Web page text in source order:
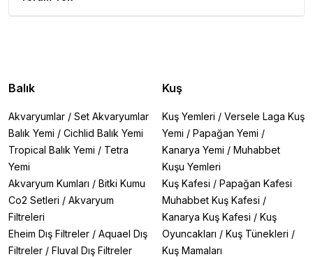
Balık
Akvaryumlar / Set Akvaryumlar
Balık Yemi / Cichlid Balık Yemi
Tropical Balık Yemi / Tetra
Yemi
Akvaryum Kumları / Bitki Kumu
Co2 Setleri / Akvaryum
Filtreleri
Eheim Dış Filtreler / Aquael Dış
Filtreler / Fluval Dış Filtreler
Kuş
Kuş Yemleri / Versele Laga Kuş
Yemi / Papağan Yemi /
Kanarya Yemi / Muhabbet
Kuşu Yemleri
Kuş Kafesi / Papağan Kafesi
Muhabbet Kuş Kafesi /
Kanarya Kuş Kafesi / Kuş
Oyuncakları / Kuş Tünekleri /
Kuş Mamaları